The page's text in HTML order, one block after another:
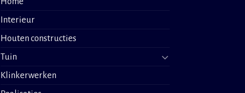
Interieur
Houten constructies
Tuin
Klinkerwerken